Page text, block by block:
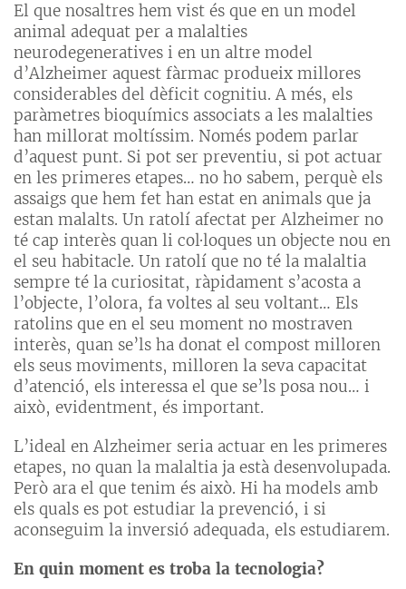
El que nosaltres hem vist és que en un model
animal adequat per a malalties
neurodegeneratives i en un altre model
d’Alzheimer aquest fàrmac produeix millores
considerables del dèficit cognitiu. A més, els
paràmetres bioquímics associats a les malalties
han millorat moltíssim. Només podem parlar
d’aquest punt. Si pot ser preventiu, si pot actuar
en les primeres etapes… no ho sabem, perquè els
assaigs que hem fet han estat en animals que ja
estan malalts. Un ratolí afectat per Alzheimer no
té cap interès quan li col·loques un objecte nou en
el seu habitacle. Un ratolí que no té la malaltia
sempre té la curiositat, ràpidament s’acosta a
l’objecte, l’olora, fa voltes al seu voltant… Els
ratolins que en el seu moment no mostraven
interès, quan se’ls ha donat el compost milloren
els seus moviments, milloren la seva capacitat
d’atenció, els interessa el que se’ls posa nou… i
això, evidentment, és important.
L’ideal en Alzheimer seria actuar en les primeres
etapes, no quan la malaltia ja està desenvolupada.
Però ara el que tenim és això. Hi ha models amb
els quals es pot estudiar la prevenció, i si
aconseguim la inversió adequada, els estudiarem.
En quin moment es troba la tecnologia?